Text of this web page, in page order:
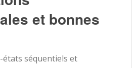
et bonnes
états séquentiels et